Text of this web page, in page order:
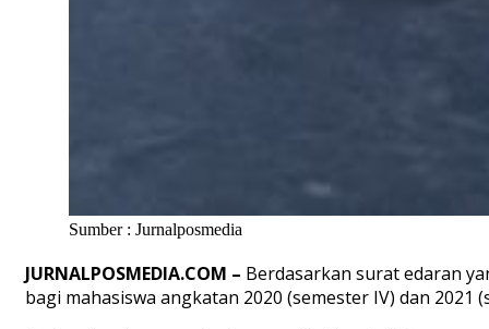
Sumber : Jurnalposmedia
JURNALPOSMEDIA.COM – Berdasarkan surat edaran
bagi mahasiswa angkatan 2020 (semester IV) dan 2021